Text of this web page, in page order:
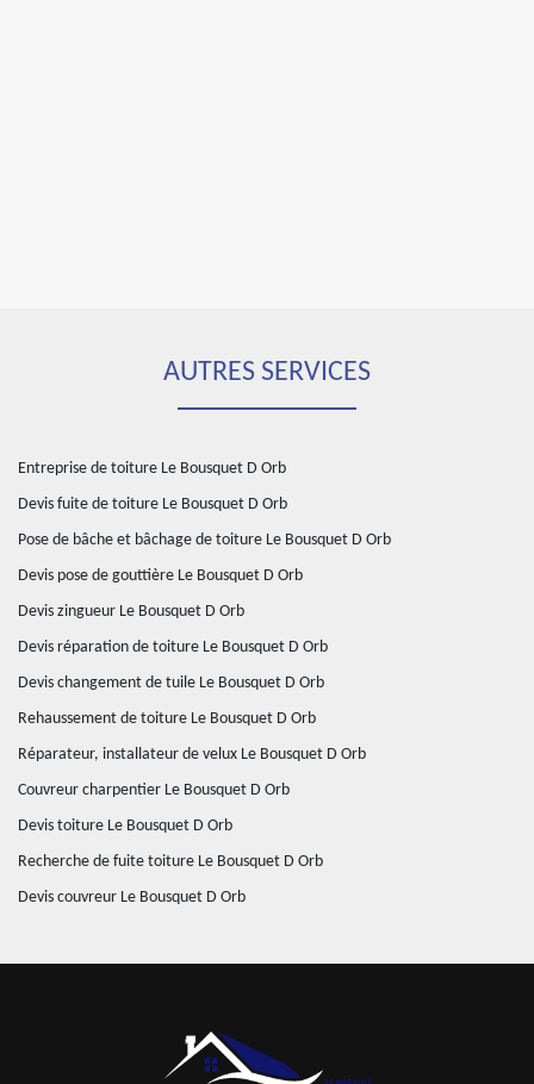
AUTRES SERVICES
Entreprise de toiture Le Bousquet D Orb
Devis fuite de toiture Le Bousquet D Orb
Pose de bâche et bâchage de toiture Le Bousquet D Orb
Devis pose de gouttière Le Bousquet D Orb
Devis zingueur Le Bousquet D Orb
Devis réparation de toiture Le Bousquet D Orb
Devis changement de tuile Le Bousquet D Orb
Rehaussement de toiture Le Bousquet D Orb
Réparateur, installateur de velux Le Bousquet D Orb
Couvreur charpentier Le Bousquet D Orb
Devis toiture Le Bousquet D Orb
Recherche de fuite toiture Le Bousquet D Orb
Devis couvreur Le Bousquet D Orb